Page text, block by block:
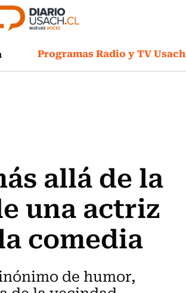
Programas Radio y TV Usach
allá de la
una actriz
comedia
de humor,